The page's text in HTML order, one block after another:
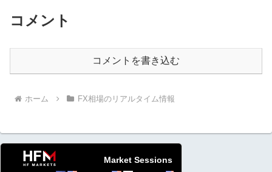
コメント
コメントを書き込む
ホーム FX相場のリアルタイム情報
Market Sessions